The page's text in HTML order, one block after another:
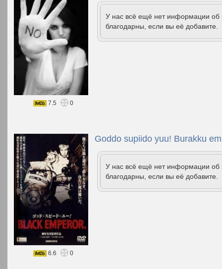
У нас всё ещё нет информации
благодарны, если вы её добавите.
7.5 0
Goddo supiido yuu! Burakku
У нас всё ещё нет информации
благодарны, если вы её добавите.
6.6 0